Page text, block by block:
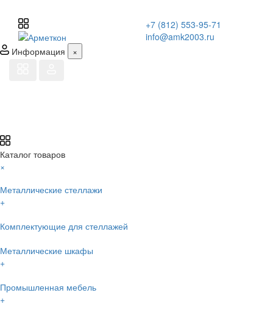
+7 (812) 553-95-71
info@amk2003.ru
Информация
×
Каталог товаров
×
Металлические стеллажи
+
Комплектующие для стеллажей
Металлические шкафы
+
Промышленная мебель
+